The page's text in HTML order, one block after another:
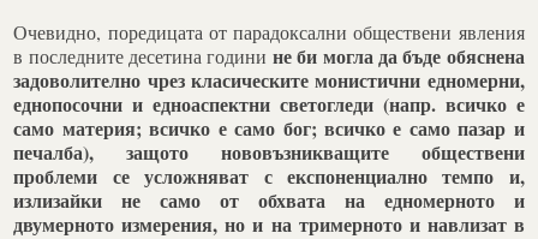
Очевидно, поредицата от парадоксални обществени явления
в последните десетина години не би могла да бъде обяснена
задоволително чрез класическите монистични едномерни,
еднопосочни и едноаспектни светогледи (напр. всичко е
само материя; всичко е само бог; всичко е само пазар и
печалба), защото нововъзникващите обществени
проблеми се усложняват с експоненциално темпо и,
излизайки не само от обхвата на едномерното и
двумерното измерения, но и на тримерното и навлизат в